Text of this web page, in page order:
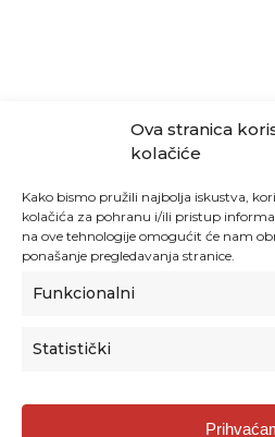
Ova stranica
kolačiće
Kako bismo pružili najbolja iskustva,
kolačića za pohranu i/ili pristup
na ove tehnologije omogućit će nam
ponašanje pregledavanja stranice.
Funkcionalni
Statistički
Agencija za odgoj i obrazovanje